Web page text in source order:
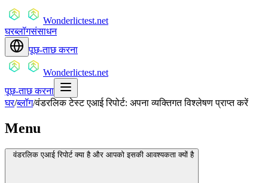
Wonderlictest.net
घरब्लॉगसंसाधन
पूछ-ताछ करना
Wonderlictest.net
पूछ-ताछ करना
घर/ब्लॉग/वंडरलिक टेस्ट एआई रिपोर्ट: अपना व्यक्तिगत विश्लेषण प्राप्त करें
Menu
वंडरलिक एआई रिपोर्ट क्या है और आपको इसकी आवश्यकता क्यों है